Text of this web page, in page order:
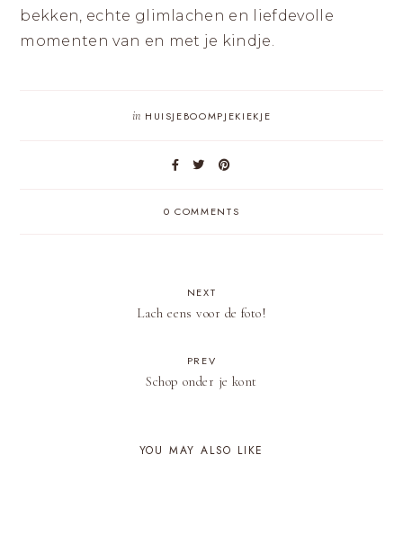
bekken, echte glimlachen en liefdevolle
momenten van en met je kindje.
in HUISJEBOOMPJEKIEKJE
0 COMMENTS
NEXT
Lach eens voor de foto!
PREV
Schop onder je kont
YOU MAY ALSO LIKE